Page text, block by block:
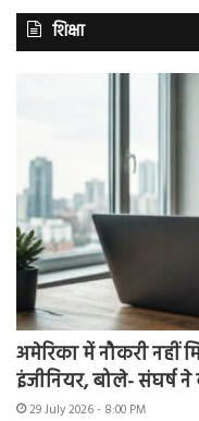
शिक्षा
अमेरिका में नौकरी नहीं
इंजीनियर, बोले- संघर्ष
29 July 2026 - 8:00 PM